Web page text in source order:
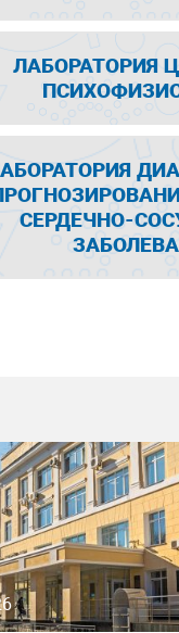
ЛАБОРАТОРИЯ
СЕРДЕЧНО-